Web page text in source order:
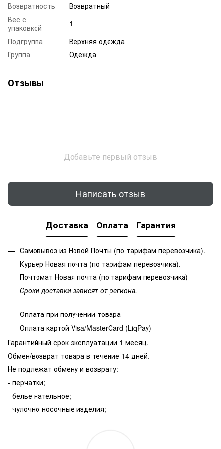
Возвратность
Возвратный
Вес с
упаковкой
1
Подгруппа
Верхняя одежда
Группа
Одежда
Отзывы
Добавьте первый отзыв
Написать отзыв
Доставка Оплата Гарантия
Самовывоз из Новой Почты (по тарифам перевозчика).
Курьер Новая почта (по тарифам перевозчика).
Почтомат Новая почта (по тарифам перевозчика)
Сроки доставки зависят от региона.
Оплата при получении товара
Оплата картой Visa/MasterCard (LiqPay)
Гарантийный срок эксплуатации 1 месяц.
Обмен/возврат товара в течение 14 дней.
Не подлежат обмену и возврату:
- перчатки;
- белье нательное;
- чулочно-носочные изделия;